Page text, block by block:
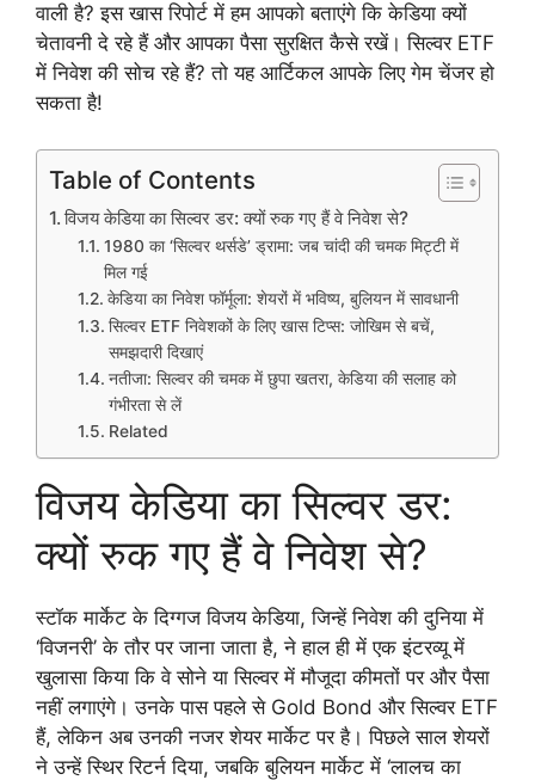
वाली है? इस खास रिपोर्ट में हम आपको बताएंगे कि केडिया क्यों
चेतावनी दे रहे हैं और आपका पैसा सुरक्षित कैसे रखें। सिल्वर ETF
में निवेश की सोच रहे हैं? तो यह आर्टिकल आपके लिए गेम चेंजर हो
सकता है!
Table of Contents
विजय केडिया का सिल्वर डर: क्यों रुक गए हैं वे निवेश से?
1980 का ‘सिल्वर थर्सडे’ ड्रामा: जब चांदी की चमक मिट्टी में
मिल गई
केडिया का निवेश फॉर्मूला: शेयरों में भविष्य, बुलियन में सावधानी
सिल्वर ETF निवेशकों के लिए खास टिप्स: जोखिम से बचें,
समझदारी दिखाएं
नतीजा: सिल्वर की चमक में छुपा खतरा, केडिया की सलाह को
गंभीरता से लें
Related
विजय केडिया का सिल्वर डर:
क्यों रुक गए हैं वे निवेश से?
स्टॉक मार्केट के दिग्गज विजय केडिया, जिन्हें निवेश की दुनिया में
‘विजनरी’ के तौर पर जाना जाता है, ने हाल ही में एक इंटरव्यू में
खुलासा किया कि वे सोने या सिल्वर में मौजूदा कीमतों पर और पैसा
नहीं लगाएंगे। उनके पास पहले से Gold Bond और सिल्वर ETF
हैं, लेकिन अब उनकी नजर शेयर मार्केट पर है। पिछले साल शेयरों
ने उन्हें स्थिर रिटर्न दिया, जबकि बुलियन मार्केट में ‘लालच का